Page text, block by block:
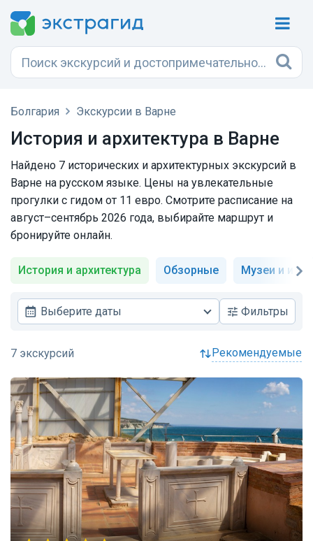
Болгария Экскурсии в Варне
История и архитектура в Варне
Найдено 7 исторических и архитектурных экскурсий в
Варне на русском языке. Цены на увлекательные
прогулки с гидом от 11 евро. Смотрите расписание на
август–сентябрь 2026 года, выбирайте маршрут и
бронируйте онлайн.
История и архитектура Обзорные Музеи и
Выберите даты Фильтры
рекомендуемые